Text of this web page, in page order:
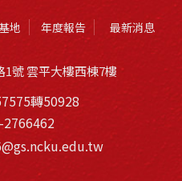
地 年度報告 最新消息
1號 雲平大樓西棟7樓
轉50928
2766462